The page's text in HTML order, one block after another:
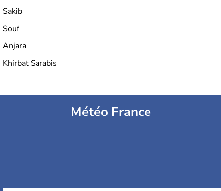
Sakib
Souf
Anjara
Khirbat Sarabis
Météo France